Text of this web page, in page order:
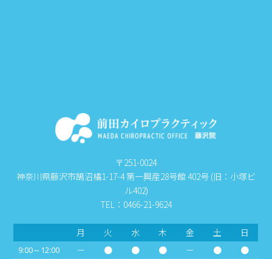
〒251-0024
神奈川県藤沢市鵠沼橘1-17-4 第一興産28号館 402号 (旧：小塚ビ
ル402)
TEL：0466-21-9624
月 火 水 木 金 土 日
9:00～12:00 － ● ● ● － ● ●